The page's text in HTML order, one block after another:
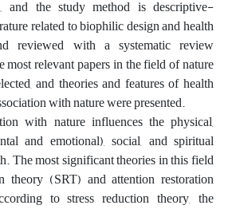
and the study method is descriptive-
related to biophilic design and health
reviewed with a systematic review
most relevant papers in the field of nature
and theories and features of health
with nature were presented.
with nature influences the physical,
and emotional), social, and spiritual
The most significant theories in this field
theory (SRT) and attention restoration
to stress reduction theory, the